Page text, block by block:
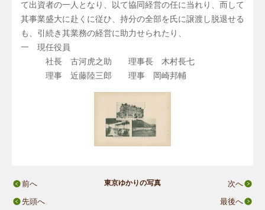
て出資者の一人となり、以て協同経営の任に当れり、而して
其事業盛大に赴くに従ひ、持分の全部を氏に譲渡し脱退せる
も、引続き其業務の経営に助力せられたり、
一 現任役員
社長 古河虎之助 理事長 木村長七
理事 近藤陸三郎 理事 岡崎邦輔
前へ 東京ゆかりの写真
次へ
先頭へ
最後へ